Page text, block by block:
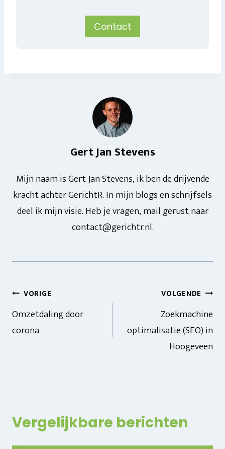
Contact
Gert Jan Stevens
Mijn naam is Gert Jan Stevens, ik ben de drijvende
kracht achter GerichtR. In mijn blogs en schrijfsels
deel ik mijn visie. Heb je vragen, mail gerust naar
contact@gerichtr.nl.
Bericht
navigatie
VORIGE
Omzetdaling door
corona
VOLGENDE
Zoekmachine
optimalisatie (SEO) in
Hoogeveen
Vergelijkbare berichten